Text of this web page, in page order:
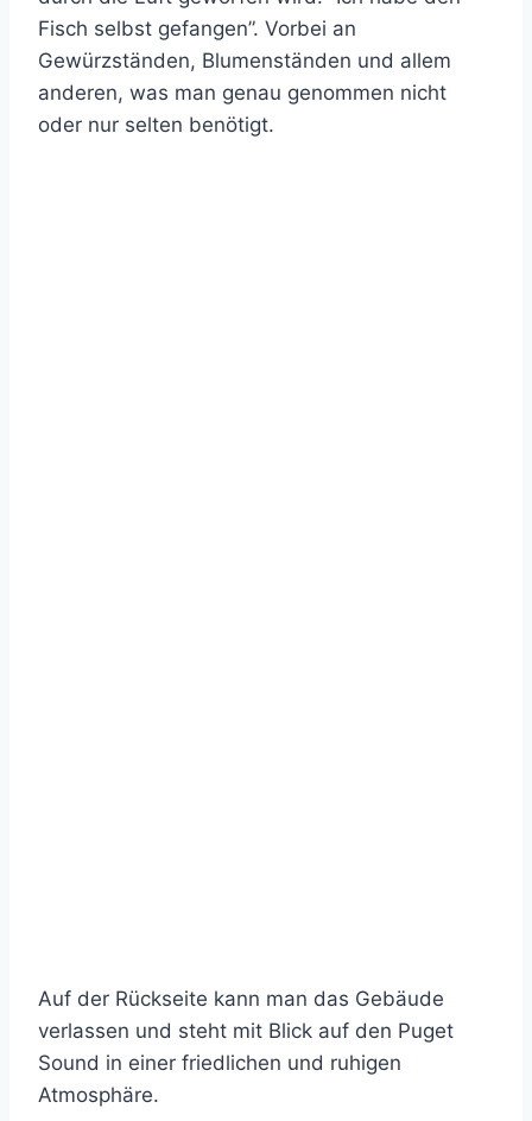
Fisch selbst gefangen”. Vorbei an
Gewürzständen, Blumenständen und allem
anderen, was man genau genommen nicht
oder nur selten benötigt.
Auf der Rückseite kann man das Gebäude
verlassen und steht mit Blick auf den Puget
Sound in einer friedlichen und ruhigen
Atmosphäre.